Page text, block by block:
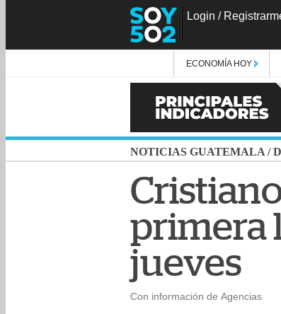
Login /
ECONOMÍA HOY
NOTICIAS GUATEMALA /
primera
jueves
Con información de Agencias